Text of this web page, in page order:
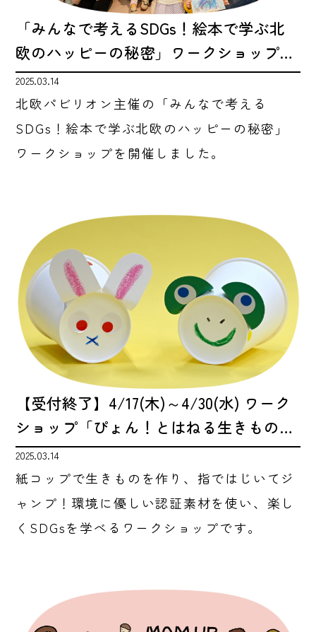
「みんなで考えるSDGs！絵本で学ぶ北
欧のハッピーの秘密」ワークショップ…
2025.03.14
北欧パビリオン主催の「みんなで考える
SDGs！絵本で学ぶ北欧のハッピーの秘密」
ワークショップを開催しました。
【受付終了】4/17(木)～4/30(水) ワーク
ショップ「ぴょん！とはねる生きもの…
2025.03.14
紙コップで生きものを作り、指ではじいてジ
ャンプ！環境に優しい認証素材を使い、楽し
くSDGsを学べるワークショップです。